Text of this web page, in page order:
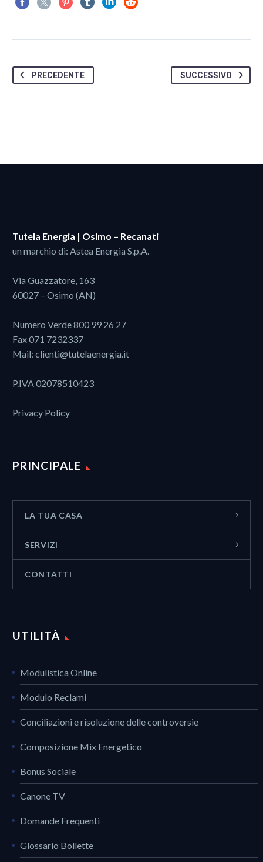
PRECEDENTE SUCCESSIVO
Tutela Energia | Osimo – Recanati
un marchio di: Astea Energia S.p.A.
Via Guazzatore, 163
60027 – Osimo (AN)
Numero Verde800 99 26 27
Fax 071 7232337
Mail: clienti@tutelaenergia.it
P.IVA 02078510423
Privacy Policy
PRINCIPALE
LA TUA CASA
SERVIZI
CONTATTI
UTILITÀ
Modulistica Online
Modulo Reclami
Conciliazioni e risoluzione delle controversie
Composizione Mix Energetico
Bonus Sociale
Canone TV
Domande Frequenti
Glossario Bollette